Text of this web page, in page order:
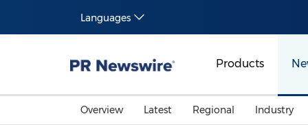
Languages
Products
Overview Latest Regional Industry